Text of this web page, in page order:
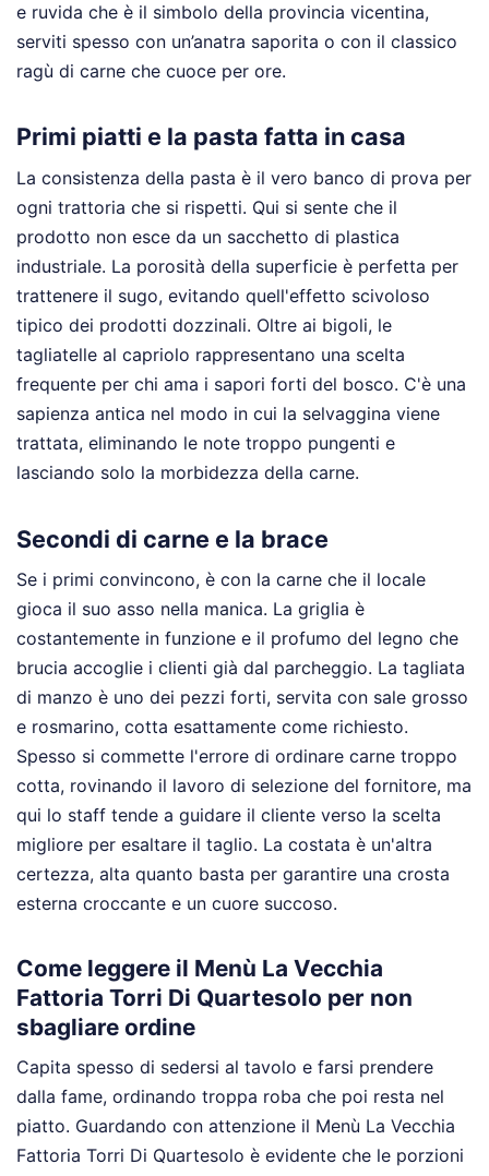
e ruvida che è il simbolo della provincia vicentina,
serviti spesso con un’anatra saporita o con il classico
ragù di carne che cuoce per ore.
Primi piatti e la pasta fatta in casa
La consistenza della pasta è il vero banco di prova per
ogni trattoria che si rispetti. Qui si sente che il
prodotto non esce da un sacchetto di plastica
industriale. La porosità della superficie è perfetta per
trattenere il sugo, evitando quell'effetto scivoloso
tipico dei prodotti dozzinali. Oltre ai bigoli, le
tagliatelle al capriolo rappresentano una scelta
frequente per chi ama i sapori forti del bosco. C'è una
sapienza antica nel modo in cui la selvaggina viene
trattata, eliminando le note troppo pungenti e
lasciando solo la morbidezza della carne.
Secondi di carne e la brace
Se i primi convincono, è con la carne che il locale
gioca il suo asso nella manica. La griglia è
costantemente in funzione e il profumo del legno che
brucia accoglie i clienti già dal parcheggio. La tagliata
di manzo è uno dei pezzi forti, servita con sale grosso
e rosmarino, cotta esattamente come richiesto.
Spesso si commette l'errore di ordinare carne troppo
cotta, rovinando il lavoro di selezione del fornitore, ma
qui lo staff tende a guidare il cliente verso la scelta
migliore per esaltare il taglio. La costata è un'altra
certezza, alta quanto basta per garantire una crosta
esterna croccante e un cuore succoso.
Come leggere il Menù La Vecchia
Fattoria Torri Di Quartesolo per non
sbagliare ordine
Capita spesso di sedersi al tavolo e farsi prendere
dalla fame, ordinando troppa roba che poi resta nel
piatto. Guardando con attenzione il Menù La Vecchia
Fattoria Torri Di Quartesolo è evidente che le porzioni